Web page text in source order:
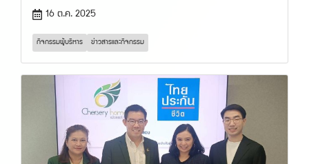
16 ต.ค. 2025
กิจกรรมผู้บริหาร ข่าวสารและกิจกรรม